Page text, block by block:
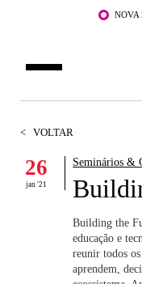
Saltar para o conteúdo principalNOVA
DOCENTES E
COMUNIDADE
LIFE AT NOVA SBE
< VOLTAR
26
jan '21
Seminários &
Building the
educação e
reunir todos
aprendem,